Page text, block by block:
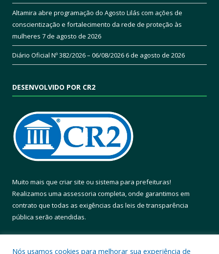
Altamira abre programação do Agosto Lilás com ações de
conscientização e fortalecimento da rede de proteção às
mulheres 7 de agosto de 2026
Diário Oficial Nº 382/2026 – 06/08/20266 de agosto de 2026
DESENVOLVIDO POR CR2
Muito mais que criar site ou sistema para prefeituras!
Realizamos uma assessoria completa, onde garantimos em
contrato que todas as exigências das leis de transparência
pública serão atendidas.
Nós usamos cookies para melhorar sua experiência de